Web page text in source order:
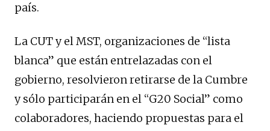
país.
La CUT y el MST, organizaciones de “lista
blanca” que están entrelazadas con el
gobierno, resolvieron retirarse de la Cumbre
y sólo participarán en el “G20 Social” como
colaboradores, haciendo propuestas para el